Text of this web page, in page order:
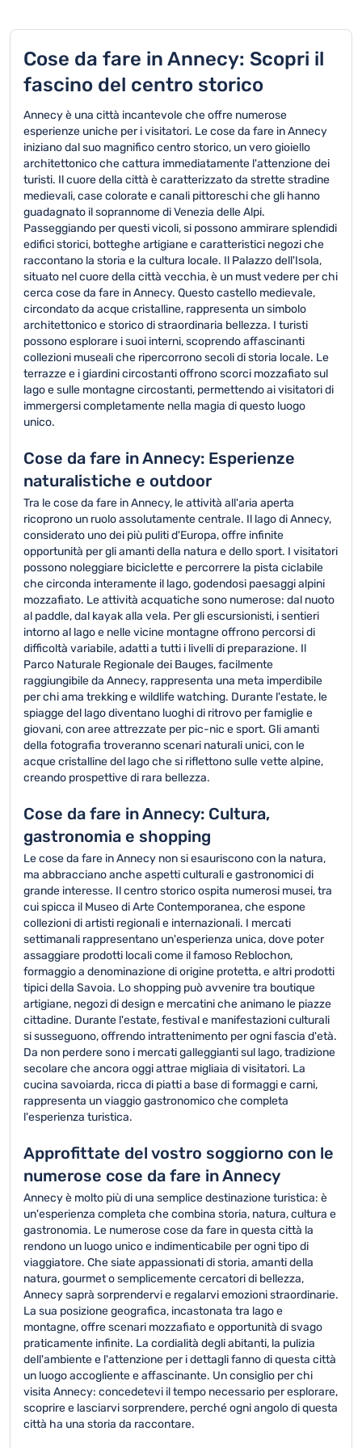
Cose da fare in Annecy: Scopri il
fascino del centro storico
Annecy è una città incantevole che offre numerose
esperienze uniche per i visitatori. Le cose da fare in Annecy
iniziano dal suo magnifico centro storico, un vero gioiello
architettonico che cattura immediatamente l'attenzione dei
turisti. Il cuore della città è caratterizzato da strette stradine
medievali, case colorate e canali pittoreschi che gli hanno
guadagnato il soprannome di Venezia delle Alpi.
Passeggiando per questi vicoli, si possono ammirare splendidi
edifici storici, botteghe artigiane e caratteristici negozi che
raccontano la storia e la cultura locale. Il Palazzo dell'Isola,
situato nel cuore della città vecchia, è un must vedere per chi
cerca cose da fare in Annecy. Questo castello medievale,
circondato da acque cristalline, rappresenta un simbolo
architettonico e storico di straordinaria bellezza. I turisti
possono esplorare i suoi interni, scoprendo affascinanti
collezioni museali che ripercorrono secoli di storia locale. Le
terrazze e i giardini circostanti offrono scorci mozzafiato sul
lago e sulle montagne circostanti, permettendo ai visitatori di
immergersi completamente nella magia di questo luogo
unico.
Cose da fare in Annecy: Esperienze
naturalistiche e outdoor
Tra le cose da fare in Annecy, le attività all'aria aperta
ricoprono un ruolo assolutamente centrale. Il lago di Annecy,
considerato uno dei più puliti d'Europa, offre infinite
opportunità per gli amanti della natura e dello sport. I visitatori
possono noleggiare biciclette e percorrere la pista ciclabile
che circonda interamente il lago, godendosi paesaggi alpini
mozzafiato. Le attività acquatiche sono numerose: dal nuoto
al paddle, dal kayak alla vela. Per gli escursionisti, i sentieri
intorno al lago e nelle vicine montagne offrono percorsi di
difficoltà variabile, adatti a tutti i livelli di preparazione. Il
Parco Naturale Regionale dei Bauges, facilmente
raggiungibile da Annecy, rappresenta una meta imperdibile
per chi ama trekking e wildlife watching. Durante l'estate, le
spiagge del lago diventano luoghi di ritrovo per famiglie e
giovani, con aree attrezzate per pic-nic e sport. Gli amanti
della fotografia troveranno scenari naturali unici, con le
acque cristalline del lago che si riflettono sulle vette alpine,
creando prospettive di rara bellezza.
Cose da fare in Annecy: Cultura,
gastronomia e shopping
Le cose da fare in Annecy non si esauriscono con la natura,
ma abbracciano anche aspetti culturali e gastronomici di
grande interesse. Il centro storico ospita numerosi musei, tra
cui spicca il Museo di Arte Contemporanea, che espone
collezioni di artisti regionali e internazionali. I mercati
settimanali rappresentano un'esperienza unica, dove poter
assaggiare prodotti locali come il famoso Reblochon,
formaggio a denominazione di origine protetta, e altri prodotti
tipici della Savoia. Lo shopping può avvenire tra boutique
artigiane, negozi di design e mercatini che animano le piazze
cittadine. Durante l'estate, festival e manifestazioni culturali
si susseguono, offrendo intrattenimento per ogni fascia d'età.
Da non perdere sono i mercati galleggianti sul lago, tradizione
secolare che ancora oggi attrae migliaia di visitatori. La
cucina savoiarda, ricca di piatti a base di formaggi e carni,
rappresenta un viaggio gastronomico che completa
l'esperienza turistica.
Approfittate del vostro soggiorno con le
numerose cose da fare in Annecy
Annecy è molto più di una semplice destinazione turistica: è
un'esperienza completa che combina storia, natura, cultura e
gastronomia. Le numerose cose da fare in questa città la
rendono un luogo unico e indimenticabile per ogni tipo di
viaggiatore. Che siate appassionati di storia, amanti della
natura, gourmet o semplicemente cercatori di bellezza,
Annecy saprà sorprendervi e regalarvi emozioni straordinarie.
La sua posizione geografica, incastonata tra lago e
montagne, offre scenari mozzafiato e opportunità di svago
praticamente infinite. La cordialità degli abitanti, la pulizia
dell'ambiente e l'attenzione per i dettagli fanno di questa città
un luogo accogliente e affascinante. Un consiglio per chi
visita Annecy: concedetevi il tempo necessario per esplorare,
scoprire e lasciarvi sorprendere, perché ogni angolo di questa
città ha una storia da raccontare.